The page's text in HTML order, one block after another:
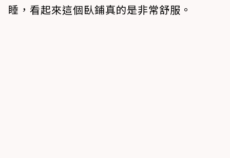
睡，看起來這個臥鋪真的是非常舒服。